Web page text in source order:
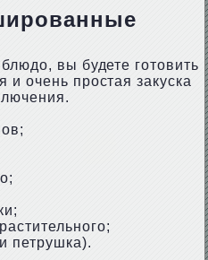
вы будете готовить
и очень простая закуска
петрушка).